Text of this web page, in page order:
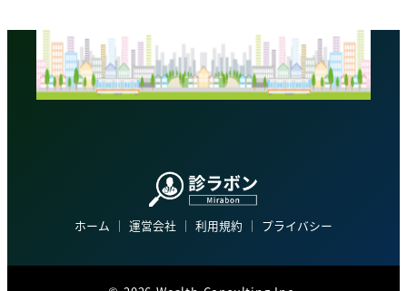
の
ペ
ホーム │ 運営会社 │ 利用規約 │ プライバシー